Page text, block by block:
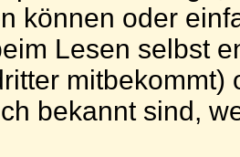
können oder
Lesen selbst
mitbekommt)
bekannt sind,